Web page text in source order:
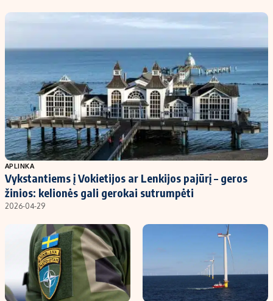
APLINKA
Vykstantiems į Vokietijos ar Lenkijos pajūrį – geros
žinios: kelionės gali gerokai sutrumpėti
2026-04-29